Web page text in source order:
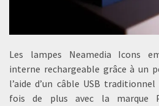
Les lampes Neamedia Icons
interne rechargeable grâce à un
l’aide d’un câble USB
fois de plus avec la marque